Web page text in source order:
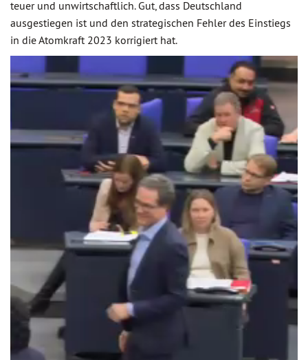
teuer und unwirtschaftlich. Gut, dass Deutschland
ausgestiegen ist und den strategischen Fehler des Einstiegs
in die Atomkraft 2023 korrigiert hat.